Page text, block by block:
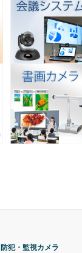
防犯・監視カメラ